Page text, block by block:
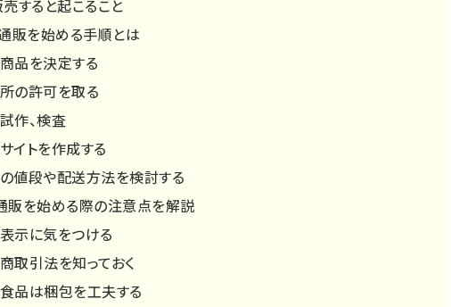
すると起こること
販を始める手順とは
品を決定する
の許可を取る
作、検査
イトを作成する
値段や配送方法を検討する
販を始める際の注意点を解説
示に気をつける
取引法を知っておく
品は梱包を工夫する